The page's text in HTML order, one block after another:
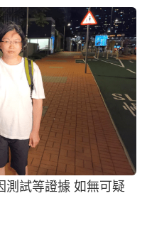
測試等證據 如無可疑